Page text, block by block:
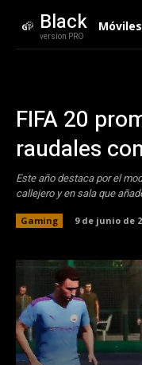
Black
version PRO
Móviles
FIFA 20
raudales
Este año destaca por el
callejero y en sala que
Gaming 9 de junio de